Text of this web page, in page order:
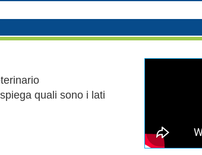
quali sono i lati